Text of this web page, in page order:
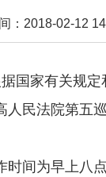
：2018-02-12
国家有关规
法院第五巡
为早上八点